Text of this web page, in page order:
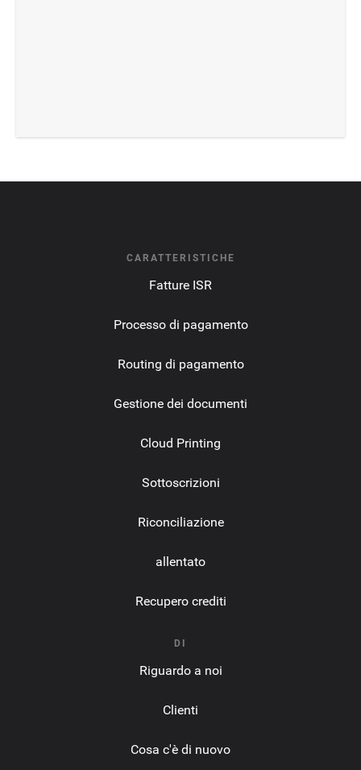
CARATTERISTICHE
Fatture ISR
Processo di pagamento
Routing di pagamento
Gestione dei documenti
Cloud Printing
Sottoscrizioni
Riconciliazione
allentato
Recupero crediti
DI
Riguardo a noi
Clienti
Cosa c'è di nuovo